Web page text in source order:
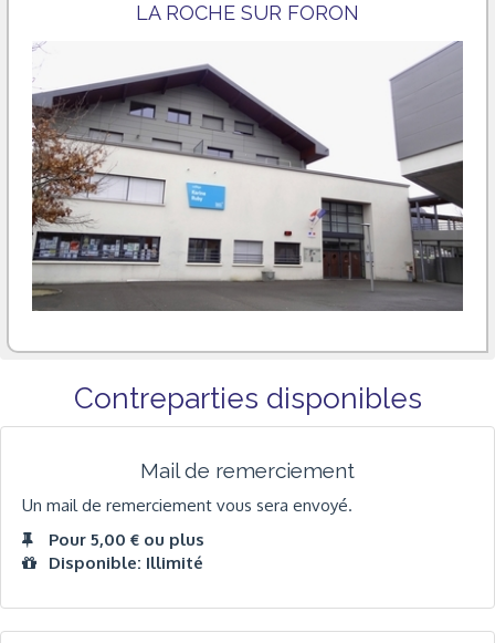
LA ROCHE SUR FORON
Contreparties disponibles
Mail de remerciement
Un mail de remerciement vous sera envoyé.
Pour 5,00 € ou plus
Disponible: Illimité